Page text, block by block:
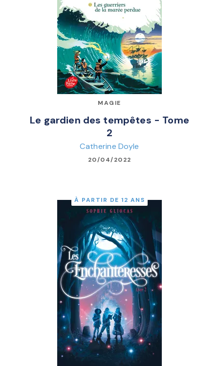
MAGIE
Le gardien des tempêtes - Tome
2
Catherine Doyle
20/04/2022
À PARTIR DE 12 ANS